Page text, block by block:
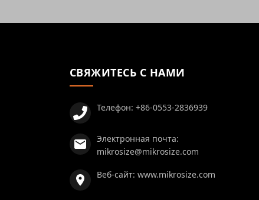
СВЯЖИТЕСЬ С НАМИ
Телефон: +86-0553-2836939
Электронная почта:
mikrosize@mikrosize.com
Веб-сайт: www.mikrosize.com